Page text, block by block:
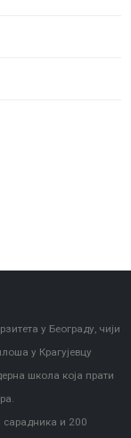
у Београду, чији
у Крагујевцу
школа која прати
и 200